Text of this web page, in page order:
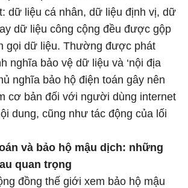
dữ liệu cá nhân, dữ liệu định vị, dữ
dữ liệu công cộng đều được gộp
gọi dữ liệu. Thường được phát
nghĩa bảo vệ dữ liệu và ‘nội địa
nghĩa bảo hộ điện toán gây nên
cơ bản đối với người dùng internet
dung, cũng như tác động của lối
và bảo hộ mậu dịch: những
quan trọng
đồng thế giới xem bảo hộ mậu